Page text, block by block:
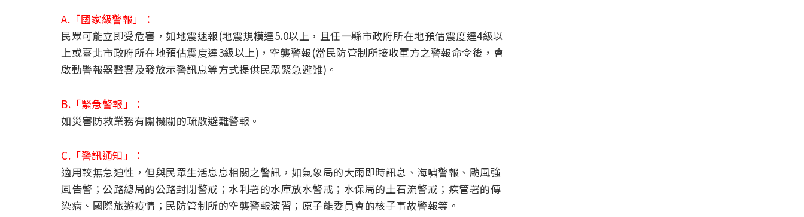
A.「國家級警報」：
民眾可能立即受危害，如地震速報(地震規模達5.0以上，且任一縣市政府所在地預估震度達4級以
上或臺北市政府所在地預估震度達3級以上)，空襲警報(當民防管制所接收軍方之警報命令後，會
啟動警報器聲響及發放示警訊息等方式提供民眾緊急避難)。
B.「緊急警報」：
如災害防救業務有關機關的疏散避難警報。
C.「警訊通知」：
適用較無急迫性，但與民眾生活息息相關之警訊，如氣象局的大雨即時訊息、海嘯警報、颱風強
風告警；公路總局的公路封閉警戒；水利署的水庫放水警戒；水保局的土石流警戒；疾管署的傳
染病、國際旅遊疫情；民防管制所的空襲警報演習；原子能委員會的核子事故警報等。